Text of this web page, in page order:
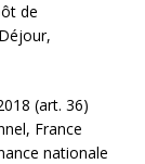
de
(art. 36)
France
nationale